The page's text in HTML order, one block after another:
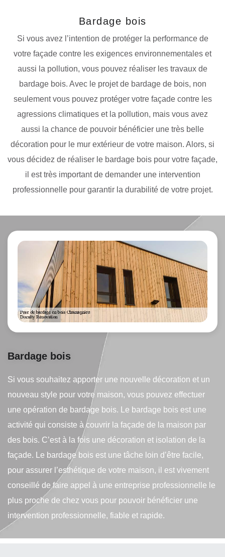
Bardage bois
Si vous avez l’intention de protéger la performance de
votre façade contre les exigences environnementales et
aussi la pollution, vous pouvez réaliser les travaux de
bardage bois. Avec le projet de bardage de bois, non
seulement vous pouvez protéger votre façade contre les
agressions climatiques et la pollution, mais vous avez
aussi la chance de pouvoir bénéficier une très belle
décoration pour le mur extérieur de votre maison. Alors, si
vous décidez de réaliser le bardage bois pour votre façade,
il est très important de demander une intervention
professionnelle pour garantir la durabilité de votre projet.
Bardage bois
Si vous souhaitez apporter une nouvelle décoration et un
nouveau style pour votre maison, vous pouvez effectuer
une opération de bardage bois. Le bardage bois est une
activité qui consiste à couvrir la façade de la maison par
des bois. C’est à la fois une décoration et isolation de la
façade. Le bardage bois est une tâche loin d’être facile,
pour assurer l’esthétique de votre maison, il est vivement
conseillé de faire appel à une entreprise professionnelle le
plus proche de chez vous pour pouvoir bénéficier une
intervention professionnelle, fiable et rapide.